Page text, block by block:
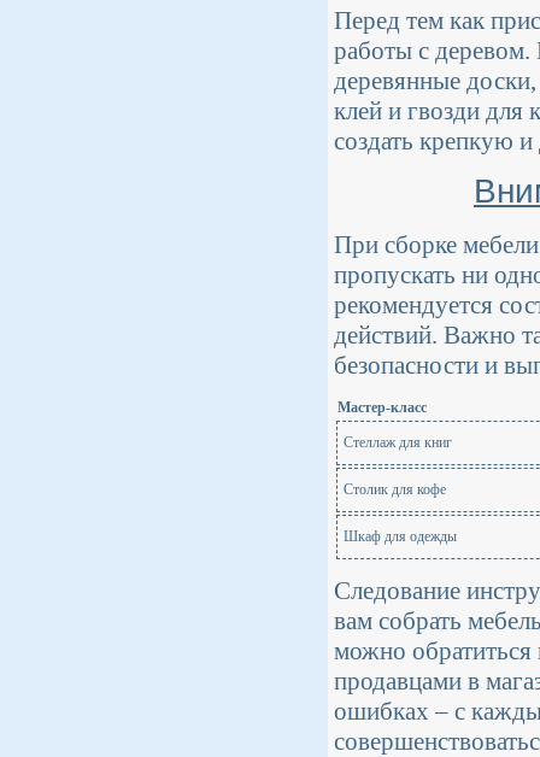
Перед тем как
работы с деревом.
деревянные
клей и гвозди для
создать крепкую
При сборке
пропускать ни
рекомендуется
действий. Важно
безопасности и
Мастер-класс
Стеллаж для книг
Столик для кофе
Шкаф для одежды
Следование
вам собрать
можно обратиться
продавцами в
ошибках – с